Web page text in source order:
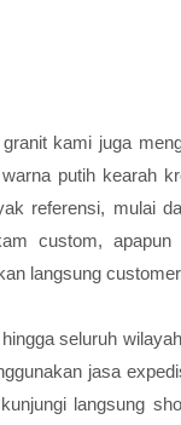
kami juga
putih kearah
referensi, mulai
custom,
langsung
seluruh
jasa
langsung